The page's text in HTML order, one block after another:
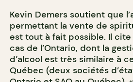
Kevin Demers soutient que
permettant la vente de
est tout à fait possible. Il
cas de l’Ontario, dont la
d’alcool est très similaire à
Québec (deux sociétés